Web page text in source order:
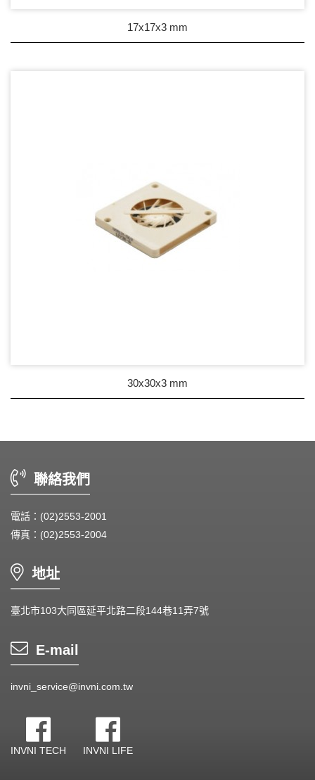
17x17x3 mm
30x30x3 mm
聯絡我們
電話：(02)2553-2001
傳真：(02)2553-2004
地址
臺北市103大同區延平北路二段144巷11弄7號
E-mail
invni_service@invni.com.tw
INVNI TECH INVNI LIFE